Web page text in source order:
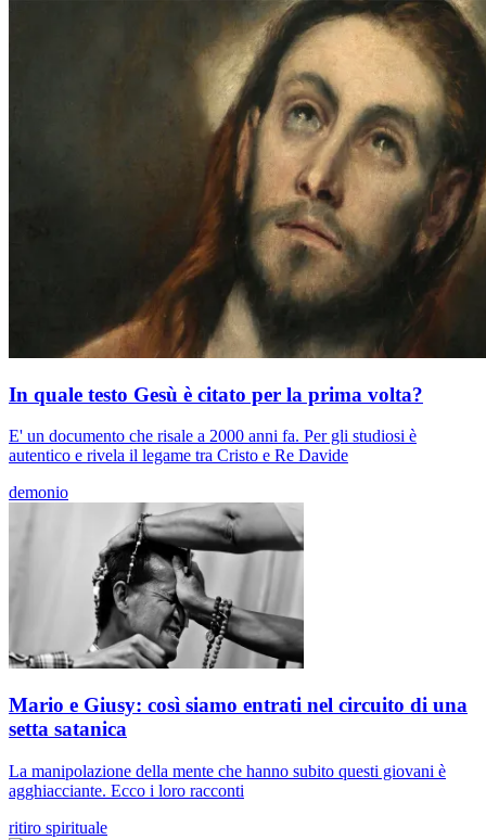
In quale testo Gesù è citato per la prima volta?
E' un documento che risale a 2000 anni fa. Per gli studiosi è
autentico e rivela il legame tra Cristo e Re Davide
demonio
Mario e Giusy: così siamo entrati nel circuito di una
setta satanica
La manipolazione della mente che hanno subito questi giovani è
agghiacciante. Ecco i loro racconti
ritiro spirituale